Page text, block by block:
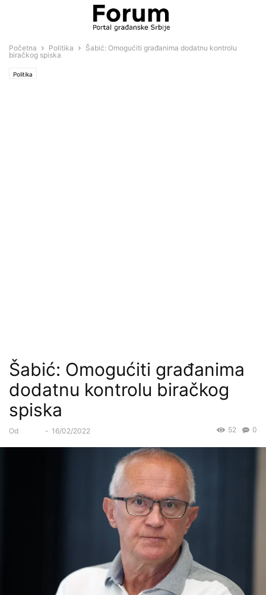
Početna Politika
Šabić: Omogućiti građanima dodatnu kontrolu
biračkog spiska
Politika
Šabić: Omogućiti građanima
dodatnu kontrolu biračkog
spiska
Od - 16/02/2022 0
52